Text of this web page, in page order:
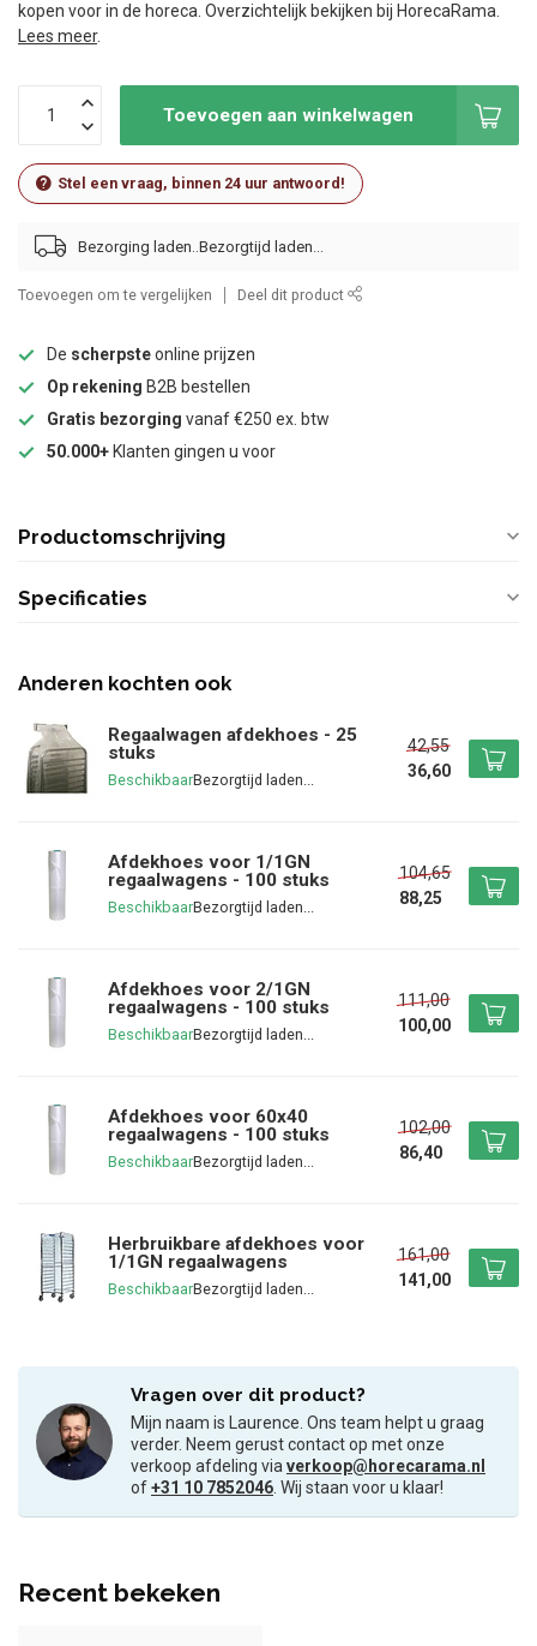
kopen voor in de horeca. Overzichtelijk bekijken bij HorecaRama.
Lees meer.
Toevoegen aan winkelwagen
Stel een vraag, binnen 24 uur antwoord!
Bezorging laden..
Toevoegen om te vergelijken Deel dit product
De scherpsteonline prijzen
Op rekening B2B bestellen
Gratis bezorging vanaf €250 ex. btw
50.000+ Klanten gingen u voor
Productomschrijving
Specificaties
Anderen kochten ook
Regaalwagen afdekhoes - 25
stuks
Beschikbaar
42,55
36,60
Afdekhoes voor 1/1GN
regaalwagens - 100 stuks
Beschikbaar
104,65
88,25
Afdekhoes voor 2/1GN
regaalwagens - 100 stuks
Beschikbaar
111,00
100,00
Afdekhoes voor 60x40
regaalwagens - 100 stuks
Beschikbaar
102,00
86,40
Herbruikbare afdekhoes voor
1/1GN regaalwagens
Beschikbaar
161,00
141,00
Vragen over dit product?
Mijn naam is Laurence. Ons team helpt u graag
verder. Neem gerust contact op met onze
verkoop afdeling viaverkoop@horecarama.nl
of+31 10 7852046. Wij staan voor u klaar!
Recent bekeken